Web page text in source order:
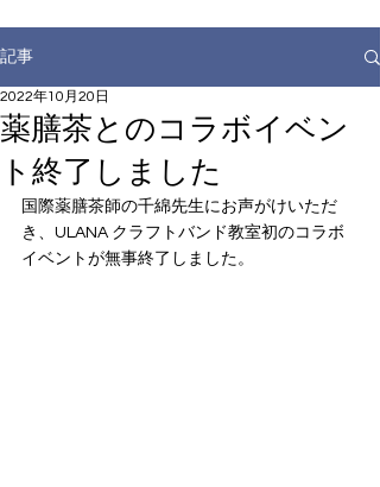
記事
薬膳茶とのコラボイベン
ト終了しました
2022年10月20日
国際薬膳茶師の千綿先生にお声がけいただ
き、ULANA クラフトバンド教室初のコラボ
イベントが無事終了しました。